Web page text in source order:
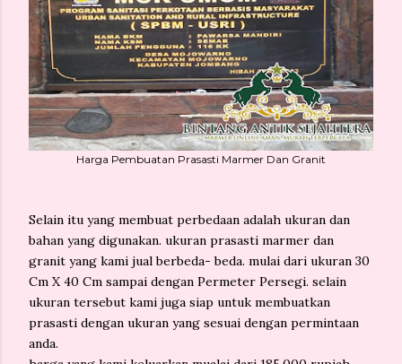
Harga Pembuatan Prasasti Marmer Dan Granit
Selain itu yang membuat perbedaan adalah ukuran dan
bahan yang digunakan. ukuran prasasti marmer dan
granit yang kami jual berbeda- beda. mulai dari ukuran 30
Cm X 40 Cm sampai dengan Permeter Persegi. selain
ukuran tersebut kami juga siap untuk membuatkan
prasasti dengan ukuran yang sesuai dengan permintaan
anda.